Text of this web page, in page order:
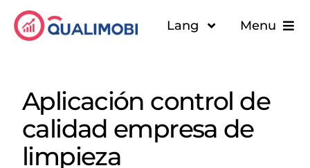
Skip
Menu
Quiénes somos
Recursos
Lang
Aplicación control de
calidad empresa de
limpieza